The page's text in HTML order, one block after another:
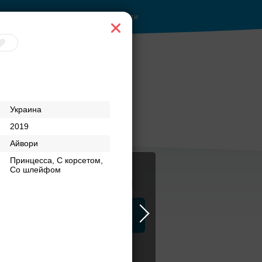
Украина
2019
Айвори
Принцесса, С корсетом,
Со шлейфом
Войти
Журнал